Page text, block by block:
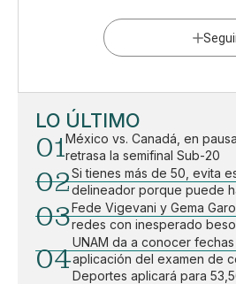
LO ÚLTIMO
01México vs. Canadá, en
retrasa la semifinal Sub-20
02Si tienes más de 50, evita
delineador porque puede
03Fede Vigevani y Gema
redes con inesperado
04
UNAM da a conocer
aplicación del examen de
Deportes aplicará para